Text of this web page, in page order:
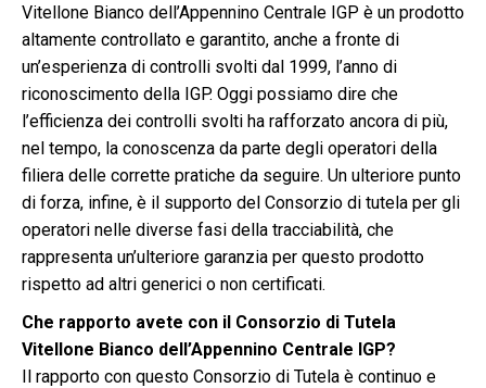
Vitellone Bianco dell’Appennino Centrale IGP è un prodotto
altamente controllato e garantito, anche a fronte di
un’esperienza di controlli svolti dal 1999, l’anno di
riconoscimento della IGP. Oggi possiamo dire che
l’efficienza dei controlli svolti ha rafforzato ancora di più,
nel tempo, la conoscenza da parte degli operatori della
filiera delle corrette pratiche da seguire. Un ulteriore punto
di forza, infine, è il supporto del Consorzio di tutela per gli
operatori nelle diverse fasi della tracciabilità, che
rappresenta un’ulteriore garanzia per questo prodotto
rispetto ad altri generici o non certificati.
Che rapporto avete con il Consorzio di Tutela
Vitellone Bianco dell’Appennino Centrale IGP?
Il rapporto con questo Consorzio di Tutela è continuo e